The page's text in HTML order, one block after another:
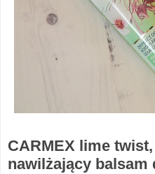
CARMEX lime
nawilżający balsam